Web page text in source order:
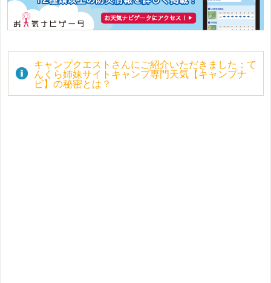
キャンプクエストさんにご紹介いただきました：て
んくら姉妹サイトキャンプ専門天気【キャンプナ
ビ】の秘密とは？